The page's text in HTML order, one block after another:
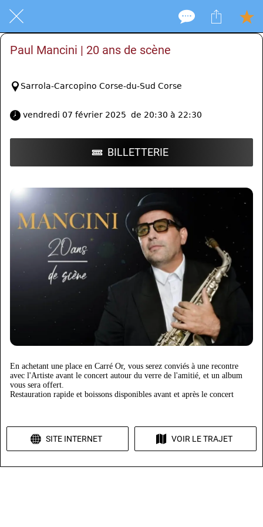
Paul Mancini | 20 ans de scène
Sarrola-Carcopino Corse-du-Sud Corse
vendredi 07 février 2025  de 20:30 à 22:30
BILLETTERIE
En achetant une place en Carré Or, vous serez conviés à une recontre
avec l'Artiste avant le concert autour du verre de l'amitié, et un album
vous sera offert.
Restauration rapide et boissons disponibles avant et après le concert
SITE INTERNET VOIR LE TRAJET